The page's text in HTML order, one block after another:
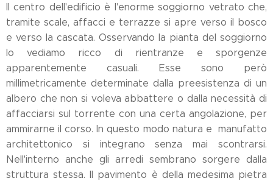
Il centro dell'edificio è l'enorme soggiorno vetrato che,
tramite scale, affacci e terrazze si apre verso il bosco
e verso la cascata. Osservando la pianta del soggiorno
lo vediamo ricco di rientranze e sporgenze
apparentemente casuali. Esse sono però
millimetricamente determinate dalla preesistenza di un
albero che non si voleva abbattere o dalla necessità di
affacciarsi sul torrente con una certa angolazione, per
ammirarne il corso. In questo modo natura e manufatto
architettonico si integrano senza mai scontrarsi.
Nell'interno anche gli arredi sembrano sorgere dalla
struttura stessa. Il pavimento è della medesima pietra